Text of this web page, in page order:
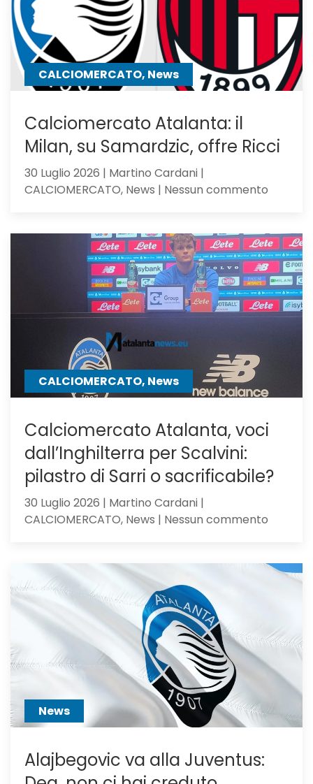
mister
chiama
CALCIOMERCATO, News
Calciomercato Atalanta: il
Milan, su Samardzic, offre Ricci
30 Luglio 2026 | Martino Cardani |
CALCIOMERCATO, News | Nessun commento
il
Milan,
su
offre
Ricci
CALCIOMERCATO, News
Calciomercato Atalanta, voci
dall’Inghilterra per Scalvini:
pilastro di Sarri o sacrificabile?
30 Luglio 2026 | Martino Cardani |
CALCIOMERCATO, News | Nessun commento
voci
pilastro
Sarri
News
Alajbegovic va alla Juventus: